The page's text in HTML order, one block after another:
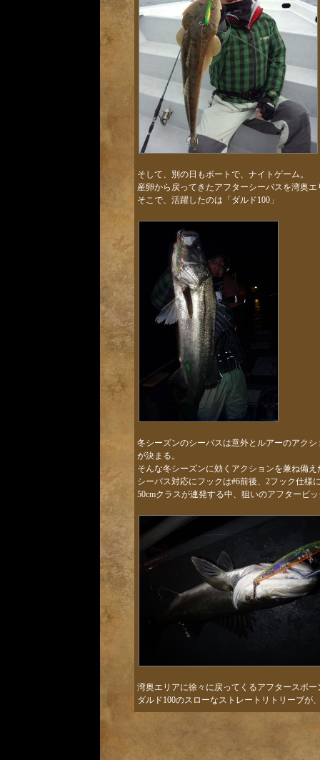
そして、別の日もボートで、ナイトゲーム。
産卵から戻ってきたアフターシーバスを湾奥エ
そこで、活躍したのは「ダルド100」
冬シーズンのシーバスは意外とルアーのアク
が決まる。
そんな冬シーズンに効くアクションを兼ね備
シーバス対応にフックは#6前後、2フック仕様
50cmクラスが連発する中、狙いのアフタービ
湾奥エリアに徐々に戻ってくるアフタースポー
ダルド100のスローなストレートリトリーブが